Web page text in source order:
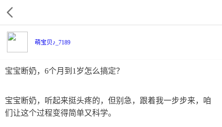
萌宝贝♪_7189
宝宝断奶，6个月到1岁怎么搞定？
宝宝断奶，听起来挺头疼的，但别急，跟着我一步步来，咱
们让这个过程变得简单又科学。